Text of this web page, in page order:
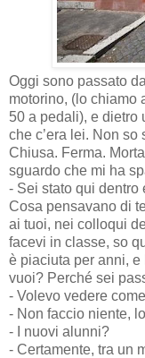
Oggi sono passato
motorino, (lo chiamo
50 a pedali), e dietro
che c’era lei. Non so
Chiusa. Ferma.
sguardo che mi ha
- Sei stato qui dentro
Cosa pensavano di
ai tuoi, nei colloqui
facevi in classe, so
è piaciuta per anni,
vuoi? Perché sei
- Volevo vedere
- Non faccio niente,
- I nuovi alunni?
- Certamente, tra un